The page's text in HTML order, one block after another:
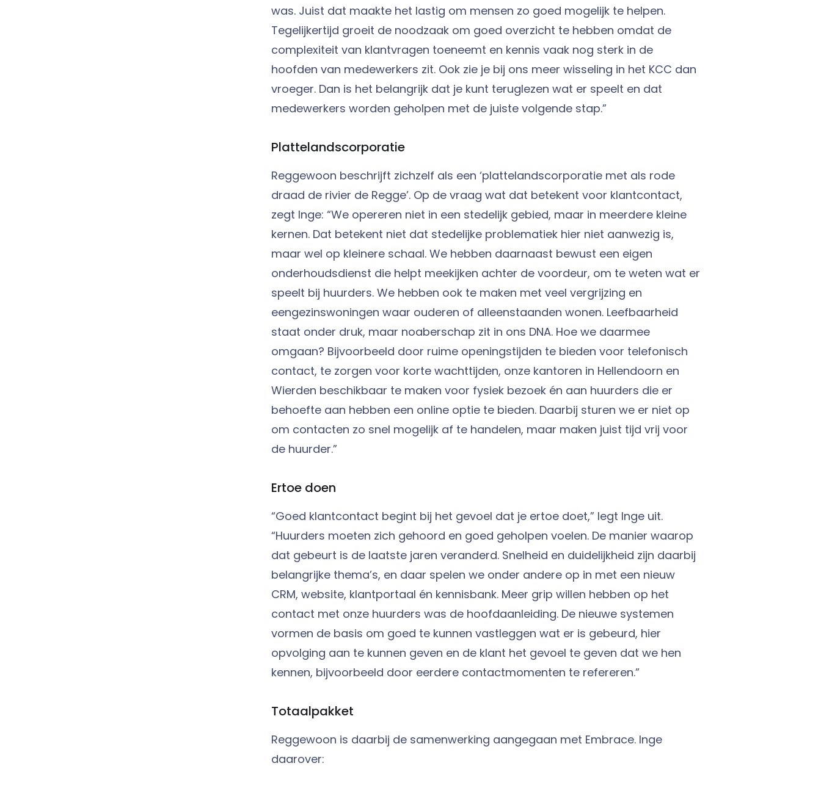
was. Juist dat maakte het lastig om mensen zo goed mogelijk te helpen.
Tegelijkertijd groeit de noodzaak om goed overzicht te hebben omdat de
complexiteit van klantvragen toeneemt en kennis vaak nog sterk in de
hoofden van medewerkers zit. Ook zie je bij ons meer wisseling in het KCC dan
vroeger. Dan is het belangrijk dat je kunt teruglezen wat er speelt en dat
medewerkers worden geholpen met de juiste volgende stap.”
Plattelandscorporatie
Reggewoon beschrijft zichzelf als een ‘plattelandscorporatie met als rode
draad de rivier de Regge’. Op de vraag wat dat betekent voor klantcontact,
zegt Inge: “We opereren niet in een stedelijk gebied, maar in meerdere kleine
kernen. Dat betekent niet dat stedelijke problematiek hier niet aanwezig is,
maar wel op kleinere schaal. We hebben daarnaast bewust een eigen
onderhoudsdienst die helpt meekijken achter de voordeur, om te weten wat er
speelt bij huurders. We hebben ook te maken met veel vergrijzing en
eengezinswoningen waar ouderen of alleenstaanden wonen. Leefbaarheid
staat onder druk, maar noaberschap zit in ons DNA. Hoe we daarmee
omgaan? Bijvoorbeeld door ruime openingstijden te bieden voor telefonisch
contact, te zorgen voor korte wachttijden, onze kantoren in Hellendoorn en
Wierden beschikbaar te maken voor fysiek bezoek én aan huurders die er
behoefte aan hebben een online optie te bieden. Daarbij sturen we er niet op
om contacten zo snel mogelijk af te handelen, maar maken juist tijd vrij voor
de huurder.”
Ertoe doen
“Goed klantcontact begint bij het gevoel dat je ertoe doet,” legt Inge uit.
“Huurders moeten zich gehoord en goed geholpen voelen. De manier waarop
dat gebeurt is de laatste jaren veranderd. Snelheid en duidelijkheid zijn daarbij
belangrijke thema’s, en daar spelen we onder andere op in met een nieuw
CRM, website, klantportaal én kennisbank. Meer grip willen hebben op het
contact met onze huurders was de hoofdaanleiding. De nieuwe systemen
vormen de basis om goed te kunnen vastleggen wat er is gebeurd, hier
opvolging aan te kunnen geven en de klant het gevoel te geven dat we hen
kennen, bijvoorbeeld door eerdere contactmomenten te refereren.”
Totaalpakket
Reggewoon is daarbij de samenwerking aangegaan met Embrace. Inge
daarover: